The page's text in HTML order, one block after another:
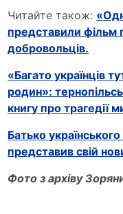
Читайте також:
представили фільм
добровольців.
«Багато українців
родин»:
книгу про трагедії
Батько
представив свій
Фото з архіву